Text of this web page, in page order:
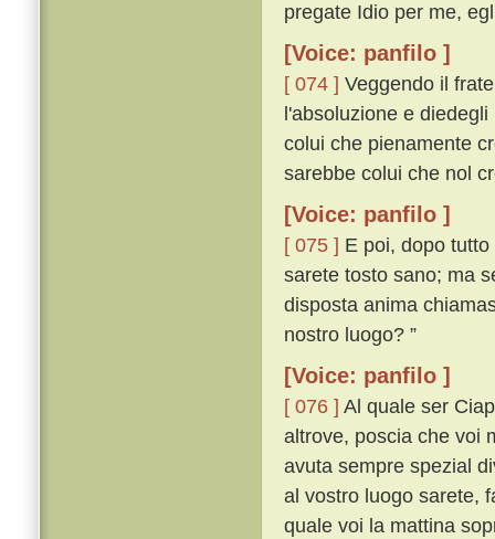
pregate Idio per me,
[Voice: panfilo ]
[ 074 ] Veggendo il
l'absoluzione e
colui che pienamente
sarebbe colui che nol
[Voice: panfilo ]
[ 075 ] E poi, dopo
sarete tosto sano; ma
disposta anima
nostro luogo? ”
[Voice: panfilo ]
[ 076 ] Al quale ser
altrove, poscia che voi
avuta sempre spezial
al vostro luogo sarete,
quale voi la mattina